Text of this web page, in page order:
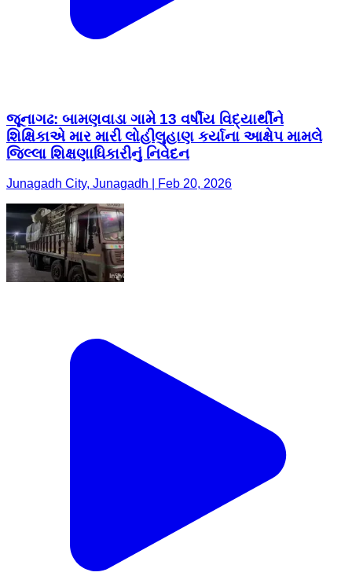
જૂનાગઢ: બામણવાડા ગામે 13 વર્ષીય વિદ્યાર્થીને
શિક્ષિકાએ માર મારી લોહીલુહાણ કર્યાના આક્ષેપ મામલે
જિલ્લા શિક્ષણાધિકારીનું નિવેદન
Junagadh City, Junagadh | Feb 20, 2026